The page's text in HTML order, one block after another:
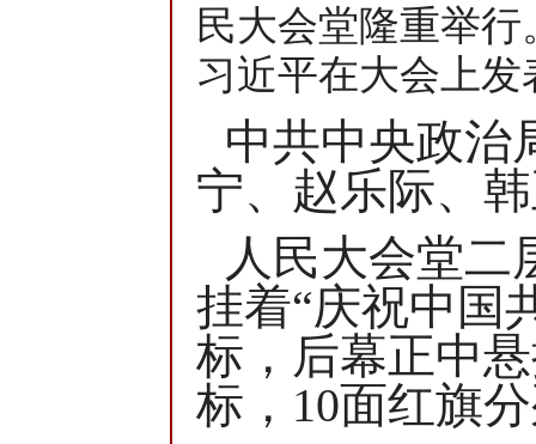
民大会堂隆重举
习近平在大会上
中共中央政治
宁、赵乐际、
人民大会堂二
挂着“庆祝中国
标，后幕正中
标，10面红旗